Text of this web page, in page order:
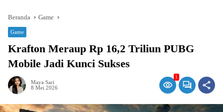
Beranda Game
Game
Krafton Meraup Rp 16,2 Triliun PUBG
Mobile Jadi Kunci Sukses
Maya Sari
8 Mei 2026
1